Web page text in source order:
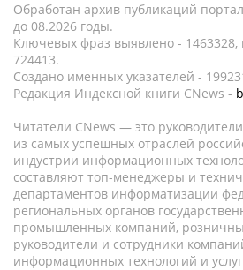
Обработан архив публикаций
до 08.2026 годы.
Ключевых фраз выявлено - 1463328,
724413.
Создано именных указателей -
Редакция Индексной книги CNews -
Читатели CNews — это
из самых успешных отраслей
индустрии информационных
составляют топ-менеджеры и
департаментов информатизации
региональных органов
промышленных компаний,
руководители и сотрудники
информационных технологий и